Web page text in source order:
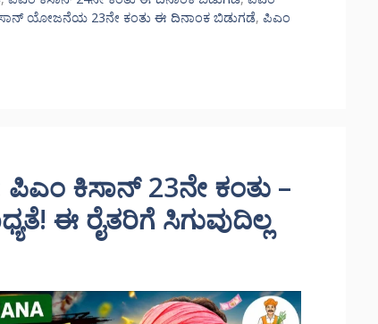
ಯೋಜನೆಯ 23ನೇ ಕಂತು ಈ ದಿನಾಂಕ ಬಿಡುಗಡೆ, ಪಿಎಂ
ಕಿಸಾನ್ 23ನೇ ಕಂತು –
ಈ ರೈತರಿಗೆ ಸಿಗುವುದಿಲ್ಲ